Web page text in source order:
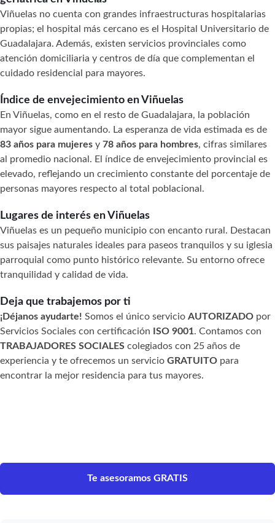
Viñuelas no cuenta con grandes infraestructuras hospitalarias
propias; el hospital más cercano es el Hospital Universitario de
Guadalajara. Además, existen servicios provinciales como
atención domiciliaria y centros de día que complementan el
cuidado residencial para mayores.
Índice de envejecimiento en Viñuelas
En Viñuelas, como en el resto de Guadalajara, la población
mayor sigue aumentando. La esperanza de vida estimada es de
83 años para mujeres y 78 años para hombres, cifras similares
al promedio nacional. El índice de envejecimiento provincial es
elevado, reflejando un crecimiento constante del porcentaje de
personas mayores respecto al total poblacional.
Lugares de interés en Viñuelas
Viñuelas es un pequeño municipio con encanto rural. Destacan
sus paisajes naturales ideales para paseos tranquilos y su iglesia
parroquial como punto histórico relevante. Su entorno ofrece
tranquilidad y calidad de vida.
Deja que trabajemos por ti
¡Déjanos ayudarte! Somos el único servicio AUTORIZADO por
Servicios Sociales con certificación
ISO 9001. Contamos con
TRABAJADORES SOCIALES colegiados con 25 años de
experiencia y te ofrecemos un servicio GRATUITO para
encontrar la mejor residencia para tus mayores.
Te asesoramos GRATIS